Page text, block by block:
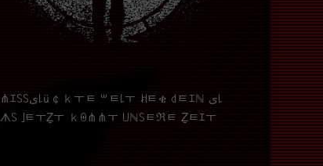
⋔ｴ꒚꒚ﻯ꒒ü￠ｋￓﾼ ꒳ﾼ꒒ￓ ꎧﾼቄ ꒯ﾼｴℕ ﻯ꒒
ᗑ꒚ ｣ﾼￓẔￓ ｋꑙ⋔⋔ￓ ꒤ℕ꒚ﾼℜﾼ Ẕﾼｴￓ